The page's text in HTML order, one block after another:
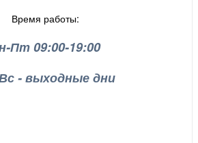
Время работы:
Пт 09:00-19:00
- выходные дни